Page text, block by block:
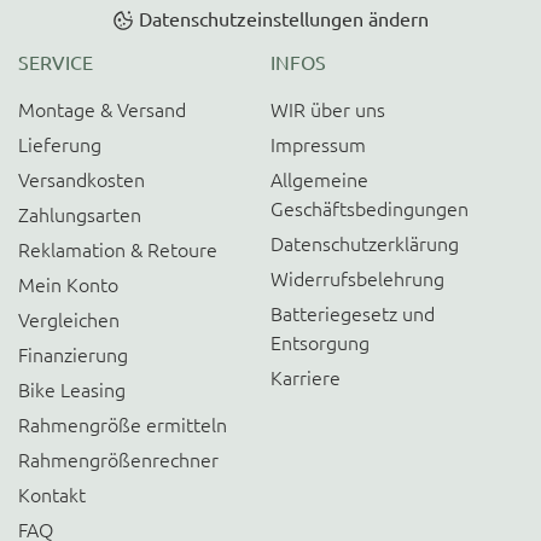
Datenschutzeinstellungen ändern
SERVICE
Montage & Versand
Lieferung
Versandkosten
Zahlungsarten
Reklamation & Retoure
Mein Konto
Vergleichen
Finanzierung
Bike Leasing
Rahmengröße ermitteln
Rahmengrößenrechner
Kontakt
FAQ
INFOS
WIR über uns
Impressum
Allgemeine
Geschäftsbedingungen
Datenschutzerklärung
Widerrufsbelehrung
Batteriegesetz und
Entsorgung
Karriere